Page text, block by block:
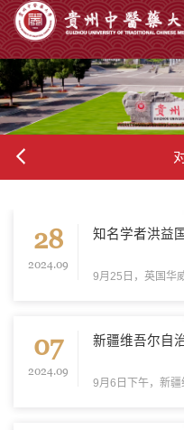
28
2024.09
知名学者洪益
9月25日，英国华
民族药资源研究
加。 洪益国一行
07
2024.09
新疆维吾尔自
9月6日下午，新
交流。曾斌芳一